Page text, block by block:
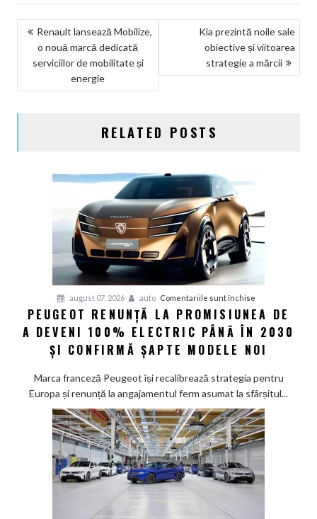
NAVIGARE
ARTICOLE
Renault lansează Mobilize,
o nouă marcă dedicată
serviciilor de mobilitate și
energie
Kia prezintă noile sale
obiective și viitoarea
strategie a mărcii
RELATED POSTS
august 07, 2026 auto Comentariile sunt închise
Peugeot
renunță
la
de
a
100%
electric
până
2030
PEUGEOT RENUNȚĂ LA PROMISIUNEA DE
A DEVENI 100% ELECTRIC PÂNĂ ÎN 2030
ȘI CONFIRMĂ ȘAPTE MODELE NOI
Marca franceză Peugeot își recalibrează strategia pentru
Europa și renunță la angajamentul ferm asumat la sfârșitul...